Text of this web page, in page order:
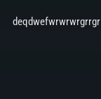
deqdwefwrwrwrgrrgr